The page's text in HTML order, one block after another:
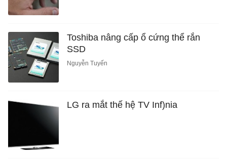
Toshiba nâng cấp ổ cứng thể rắn
SSD
Nguyễn Tuyến
LG ra mắt thế hệ TV Inf)nia